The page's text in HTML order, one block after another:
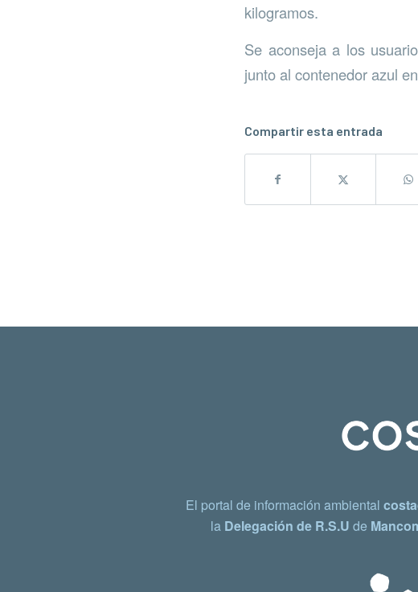
kilogramos.
Se aconseja a los
junto al contenedor azul
Compartir esta entrada
El portal de información ambiental
la Delegación de R.S.U de